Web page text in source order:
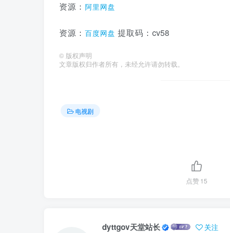
资源： 阿里网盘
资源： 百度网盘 提取码： cv58
© 版权声明
文章版权归作者所有，未经允许请勿转载。
电视剧
点赞15
dyttgov天堂站长 关注